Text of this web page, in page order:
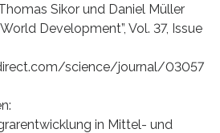
Sikor und Daniel Müller
Development”, Vol. 37, Issue
science/journal/03057
in Mittel- und